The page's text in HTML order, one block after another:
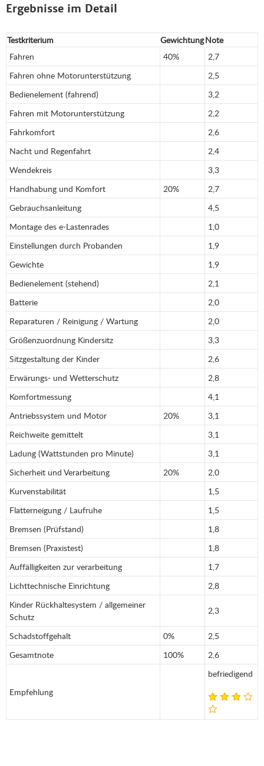
Ergebnisse im Detail
Testkriterium GewichtungNote
Fahren
40%
2,7
Fahren ohne Motorunterstützung
2,5
Bedienelement (fahrend)
3,2
Fahren mit Motorunterstützung
2,2
Fahrkomfort
2,6
Nacht und Regenfahrt
2,4
Wendekreis
3,3
Handhabung und Komfort
20%
2,7
Gebrauchsanleitung
4,5
Montage des e-Lastenrades
1,0
Einstellungen durch Probanden
1,9
Gewichte
1,9
Bedienelement (stehend)
2,1
Batterie
2,0
Reparaturen / Reinigung / Wartung
2,0
Größenzuordnung Kindersitz
3,3
Sitzgestaltung der Kinder
2,6
Erwärungs- und Wetterschutz
2,8
Komfortmessung
4,1
Antriebssystem und Motor
20%
3,1
Reichweite gemittelt
3,1
Ladung (Wattstunden pro Minute)
3,1
Sicherheit und Verarbeitung
20%
2,0
Kurvenstabilität
1,5
Flatterneigung / Laufruhe
1,5
Bremsen (Prüfstand)
1,8
Bremsen (Praxistest)
1,8
Auffälligkeiten zur verarbeitung
1,7
Lichttechnische Einrichtung
2,8
Kinder Rückhaltesystem / allgemeiner
Schutz
2,3
Schadstoffgehalt 0%
2,5
Gesamtnote
100% 2,6
Empfehlung
befriedigend